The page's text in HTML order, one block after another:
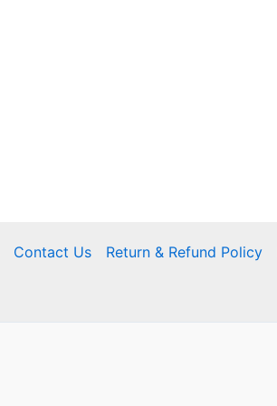
Contact Us Return & Refund Policy